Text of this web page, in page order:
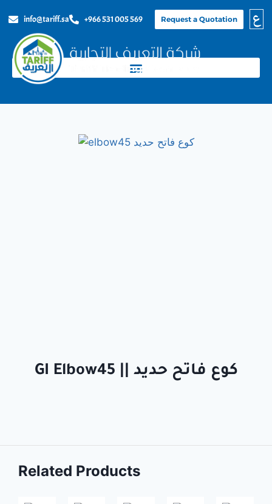
info@tariff.sa +966 531 005 569 Request a Quotation ع
GI Elbow45 || كوع فاتح حديد
Related Products